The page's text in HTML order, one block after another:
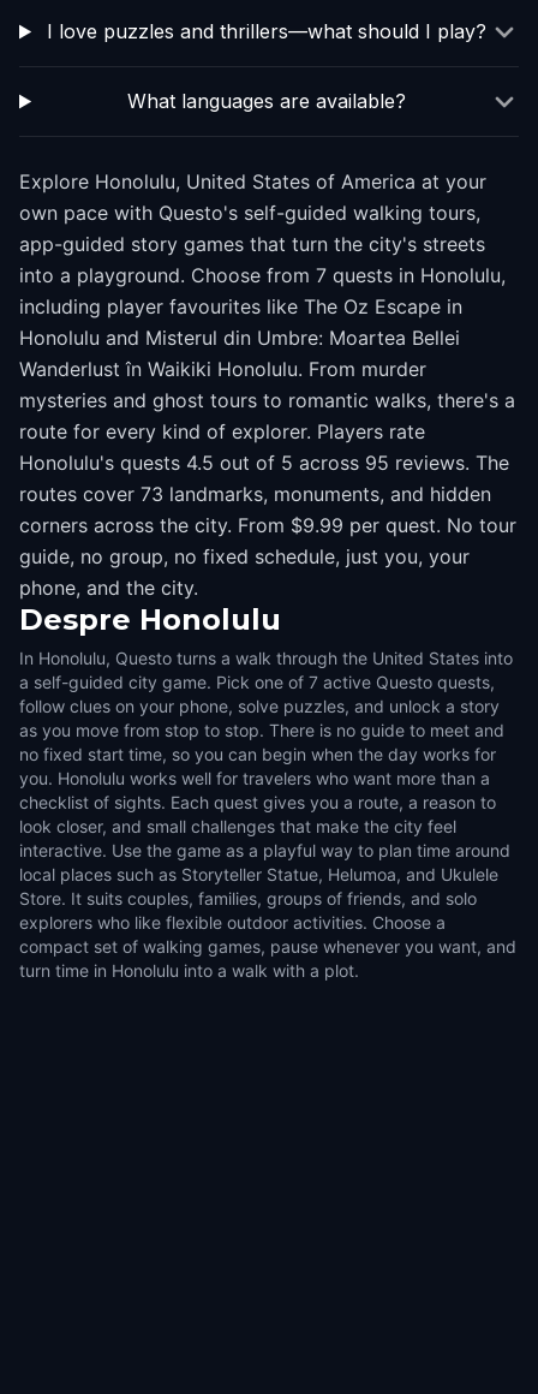
I love puzzles and thrillers—what should I play?
What languages are available?
Explore Honolulu, United States of America at your
own pace with Questo's self-guided walking tours,
app-guided story games that turn the city's streets
into a playground. Choose from 7 quests in Honolulu,
including player favourites like The Oz Escape in
Honolulu and Misterul din Umbre: Moartea Bellei
Wanderlust în Waikiki Honolulu. From murder
mysteries and ghost tours to romantic walks, there's a
route for every kind of explorer. Players rate
Honolulu's quests 4.5 out of 5 across 95 reviews. The
routes cover 73 landmarks, monuments, and hidden
corners across the city. From $9.99 per quest. No tour
guide, no group, no fixed schedule, just you, your
phone, and the city.
Despre Honolulu
In Honolulu, Questo turns a walk through the United States into
a self-guided city game. Pick one of 7 active Questo quests,
follow clues on your phone, solve puzzles, and unlock a story
as you move from stop to stop. There is no guide to meet and
no fixed start time, so you can begin when the day works for
you. Honolulu works well for travelers who want more than a
checklist of sights. Each quest gives you a route, a reason to
look closer, and small challenges that make the city feel
interactive. Use the game as a playful way to plan time around
local places such as Storyteller Statue, Helumoa, and Ukulele
Store. It suits couples, families, groups of friends, and solo
explorers who like flexible outdoor activities. Choose a
compact set of walking games, pause whenever you want, and
turn time in Honolulu into a walk with a plot.